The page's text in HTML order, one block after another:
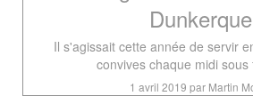
Dunkerque
Il s'agissait cette année de servir
convives chaque midi
1 avril 2019 par Martin